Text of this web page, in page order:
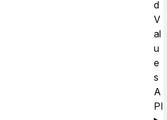
d
V
al
u
e
s
A
PI